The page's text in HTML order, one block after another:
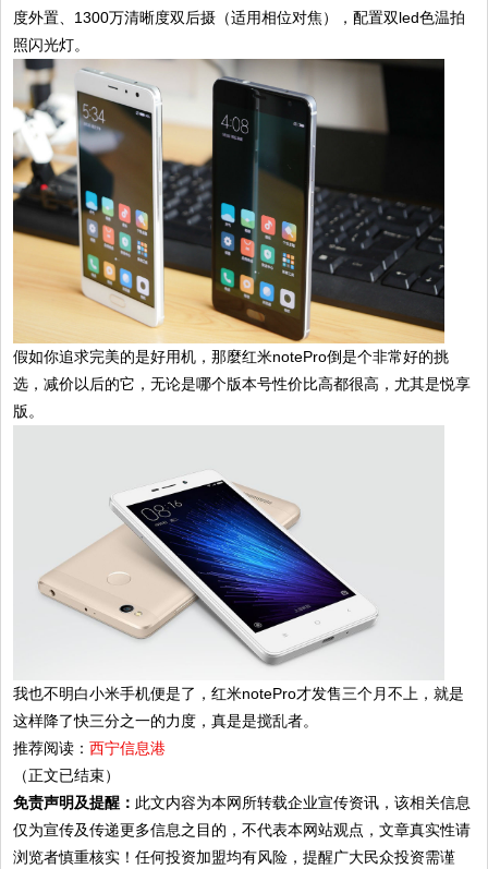
度外置、1300万清晰度双后摄（适用相位对焦），配置双led色温拍
照闪光灯。
假如你追求完美的是好用机，那麼红米notePro倒是个非常好的挑
选，减价以后的它，无论是哪个版本号性价比高都很高，尤其是悦享
版。
我也不明白小米手机便是了，红米notePro才发售三个月不上，就是
这样降了快三分之一的力度，真是是搅乱者。
推荐阅读：西宁信息港
（正文已结束）
免责声明及提醒： 此文内容为本网所转载企业宣传资讯，该相关信息
仅为宣传及传递更多信息之目的，不代表本网站观点，文章真实性请
浏览者慎重核实！任何投资加盟均有风险，提醒广大民众投资需谨